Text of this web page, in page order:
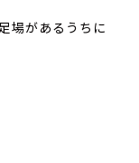
場があるうちに